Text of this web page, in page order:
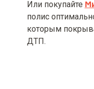
Или покупайте
полис
которым
ДТП.